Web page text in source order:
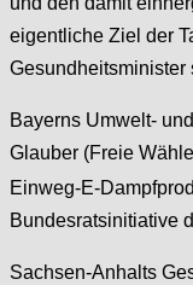
eigentliche Ziel der
Gesundheitsminister
Bayerns Umwelt-
Glauber (Freie
Einweg-E-
Bundesratsinitiative
Sachsen-Anhalts